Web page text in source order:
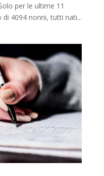
per le ultime 11
4094 nonni, tutti nati...